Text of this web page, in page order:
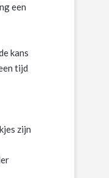
een
kans
tijd
zijn